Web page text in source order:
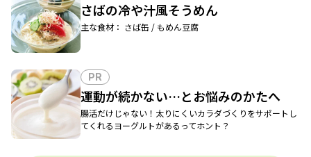
さばの冷や汁風そうめん
主な食材： さば缶 / もめん豆腐
PR
運動が続かない…とお悩みのかたへ
腸活だけじゃない！太りにくいカラダづくりをサポートし
てくれるヨーグルトがあるってホント？